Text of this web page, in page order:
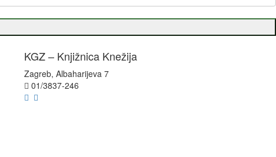
KGZ – Knjižnica Knežija
Zagreb, Albaharijeva 7
01/3837-246